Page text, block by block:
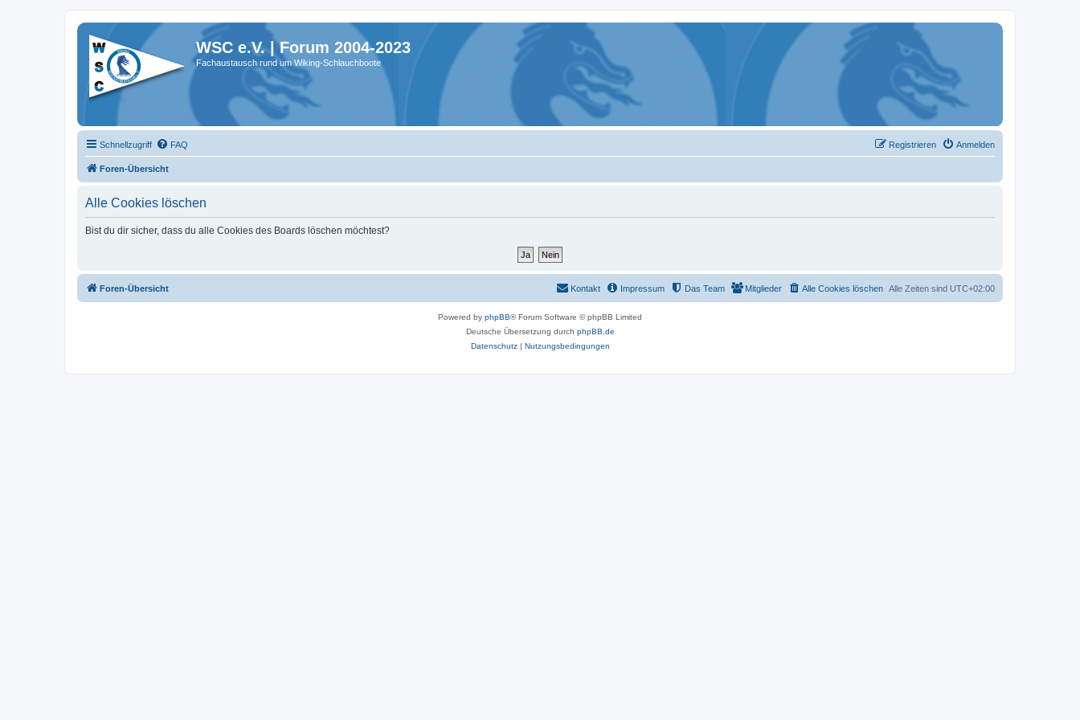
WSC e.V. | Forum 2004-2023
Fachaustausch rund um Wiking-Schlauchboote
Schnellzugriff FAQ Anmelden
Registrieren
Foren-Übersicht
Alle Cookies löschen
Bist du dir sicher, dass du alle Cookies des Boards löschen möchtest?
Foren-Übersicht Alle Zeiten sind UTC+02:00
Alle Cookies löschen
Mitglieder
Das Team
Impressum
Kontakt
Powered by phpBB® Forum Software © phpBB Limited
Deutsche Übersetzung durch phpBB.de
Datenschutz| Nutzungsbedingungen